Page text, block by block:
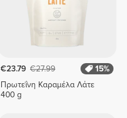
€23.79 €27.99
15%
Πρωτεΐνη Καραμέλα Λάτε
400 g